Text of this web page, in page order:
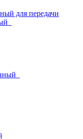
для передачи